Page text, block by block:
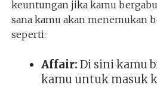
keuntungan jika kamu
sana kamu akan menemukan
seperti:
Affair: Di sini kamu
kamu untuk masuk